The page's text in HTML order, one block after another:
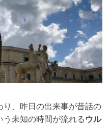
、昨日の出来事が昔話の
う未知の時間が流れる ウル